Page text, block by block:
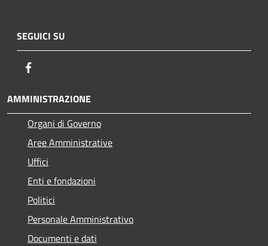
SEGUICI SU
AMMINISTRAZIONE
Organi di Governo
Aree Amministrative
Uffici
Enti e fondazioni
Politici
Personale Amministrativo
Documenti e dati